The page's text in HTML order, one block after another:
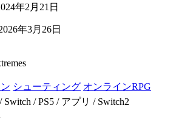
年2月21日
年3月26日
シューティング オンラインRPG
Switch / PS5 / アプリ / Switch2